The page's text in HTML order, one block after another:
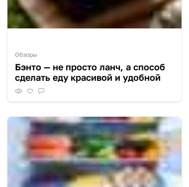
Обзоры
Бэнто — не просто ланч, а способ
сделать еду красивой и удобной